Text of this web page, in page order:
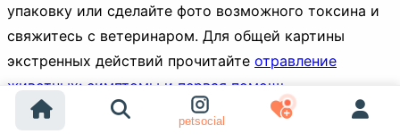
petsocial
упаковку или сделайте фото возможного токсина и
свяжитесь с ветеринаром. Для общей картины
экстренных действий прочитайте отравление
животных: симптомы и первая помощь